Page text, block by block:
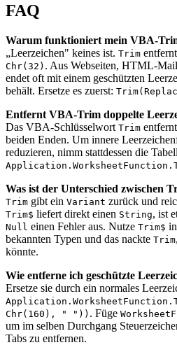
FAQ
Warum funktioniert mein VBA-
„Leerzeichen" keines ist. Trim
Chr(32) . Aus Webseiten, HTML-
endet oft mit einem geschützten
behält. Ersetze es zuerst:
Entfernt VBA-Trim doppelte
Das VBA-Schlüsselwort Trim
beiden Enden. Um innere
reduzieren, nimm stattdessen die
Was ist der Unterschied zwischen
Trim gibt ein Variant zurück und
Trim$ liefert direkt einen String, ist
Null einen Fehler aus. Nutze Trim$
bekannten Typen und das nackte Trim
könnte.
Wie entferne ich geschützte
Ersetze sie durch ein normales
Chr(160), " ")) . Füge
um im selben Durchgang
Tabs zu entfernen.